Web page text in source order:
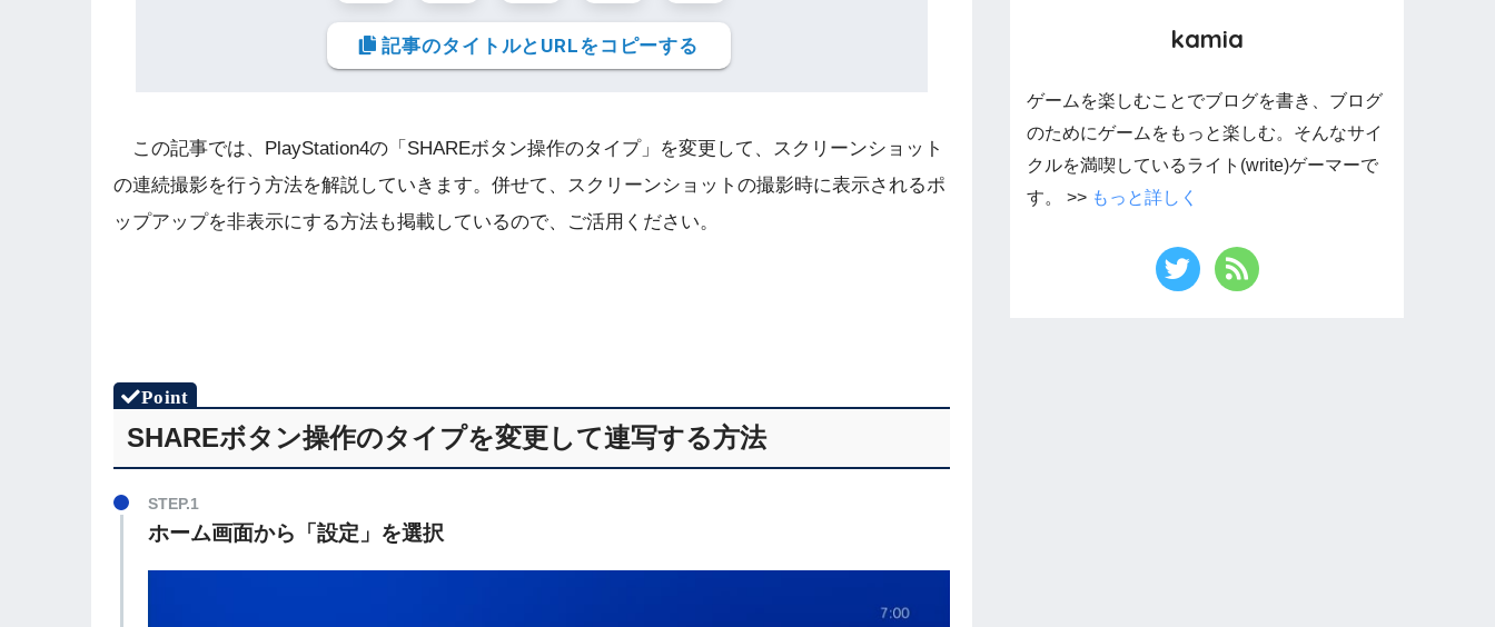
記事のタイトルとURLをコピーする
この記事では、PlayStation4の「SHAREボタン操作のタイプ」を変更して、スクリーンショット
の連続撮影を行う方法を解説していきます。併せて、スクリーンショットの撮影時に表示されるポ
ップアップを非表示にする方法も掲載しているので、ご活用ください。
SHAREボタン操作のタイプを変更して連写する方法
STEP.1
ホーム画面から「設定」を選択
kamia
ゲームを楽しむことでブログを書き、ブログ
のためにゲームをもっと楽しむ。そんなサイ
クルを満喫しているライト(write)ゲーマーで
す。 >> もっと詳しく